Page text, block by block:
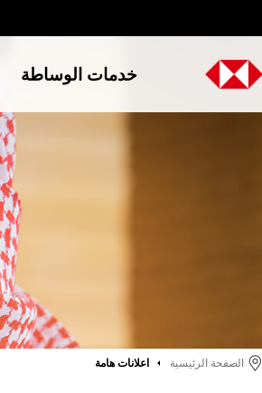
خدمات الوساطة
الصفحة الرئيسية اعلانات هامة